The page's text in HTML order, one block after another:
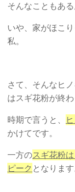
そんなこともあ
いや、家がほこ
私。
さて、そんなヒ
はスギ花粉が終
時期で言うと、
かけてです。
一方のスギ花粉
ピーク となります